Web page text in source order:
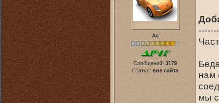
Ас
Сообщений: 3179
Статус: вне сайта
нам
мы